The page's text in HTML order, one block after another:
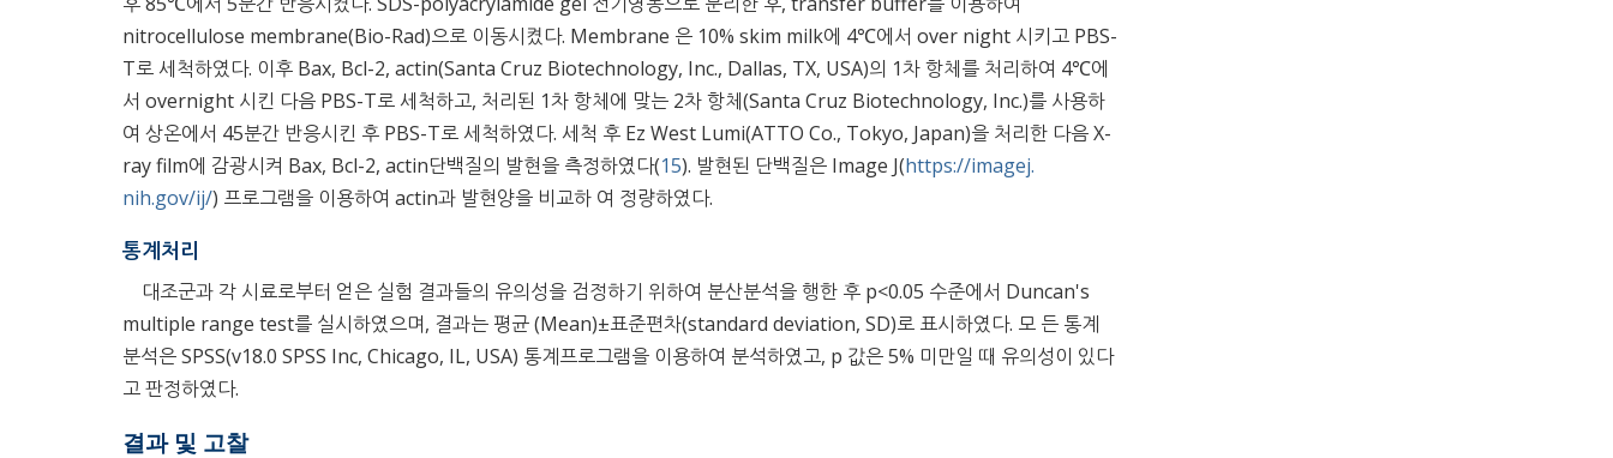
nitrocellulose membrane(Bio-Rad)으로 이동시켰다. Membrane 은 10% skim milk에 4℃에서 over night 시키고 PBS-
T로 세척하였다. 이후 Bax, Bcl-2, actin(Santa Cruz Biotechnology, Inc., Dallas, TX, USA)의 1차 항체를 처리하여 4℃에
서 overnight 시킨 다음 PBS-T로 세척하고, 처리된 1차 항체에 맞는 2차 항체(Santa Cruz Biotechnology, Inc.)를 사용하
여 상온에서 45분간 반응시킨 후 PBS-T로 세척하였다. 세척 후 Ez West Lumi(ATTO Co., Tokyo, Japan)을 처리한 다음 X-
ray film에 감광시켜 Bax, Bcl-2, actin단백질의 발현을 측정하였다(15). 발현된 단백질은 Image J(https://imagej.
nih.gov/ij/) 프로그램을 이용하여 actin과 발현양을 비교하 여 정량하였다.
통계처리
대조군과 각 시료로부터 얻은 실험 결과들의 유의성을 검정하기 위하여 분산분석을 행한 후 p<0.05 수준에서 Duncan's
multiple range test를 실시하였으며, 결과는 평균 (Mean)±표준편차(standard deviation, SD)로 표시하였다. 모 든 통계
분석은 SPSS(v18.0 SPSS Inc, Chicago, IL, USA) 통계프로그램을 이용하여 분석하였고, p 값은 5% 미만일 때 유의성이 있다
고 판정하였다.
결과 및 고찰